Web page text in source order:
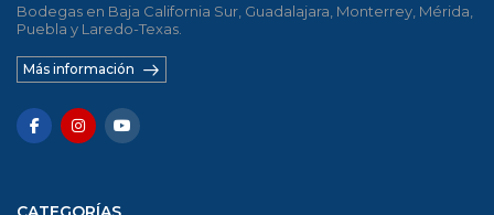
Bodegas en Baja California Sur, Guadalajara, Monterrey, Mérida,
Puebla y Laredo-Texas.
Más información